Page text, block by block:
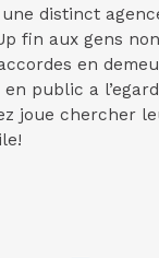
distinct
fin aux gens
en
public a
joue chercher